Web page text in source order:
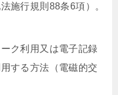
施行規則88条6項）。
ク利用又は電子記録
する方法（電磁的交